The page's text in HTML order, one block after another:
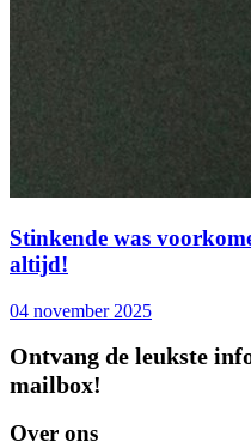
Stinkende was
altijd!
04 november 2025
Ontvang de leukste
mailbox!
Over ons